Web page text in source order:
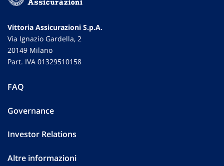
Vittoria Assicurazioni S.p.A.
Via Ignazio Gardella, 2
20149 Milano
Part. IVA 01329510158
FAQ
Governance
Investor Relations
Altre informazioni